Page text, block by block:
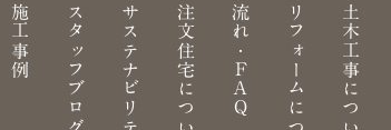
土木工事について
リフォームについて
流れ・FAQ
注文住宅について
スタッフブログ
施工事例